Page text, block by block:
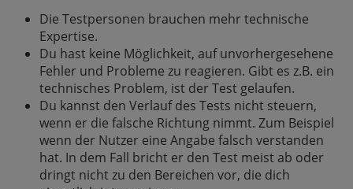
Die Testpersonen brauchen mehr technische
Expertise.
Du hast keine Möglichkeit, auf unvorhergesehene
Fehler und Probleme zu reagieren. Gibt es z.B. ein
technisches Problem, ist der Test gelaufen.
Du kannst den Verlauf des Tests nicht steuern,
wenn er die falsche Richtung nimmt. Zum Beispiel
wenn der Nutzer eine Angabe falsch verstanden
hat. In dem Fall bricht er den Test meist ab oder
dringt nicht zu den Bereichen vor, die dich